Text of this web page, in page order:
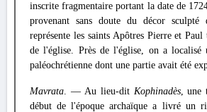
inscrite fragmentaire portant la date de
provenant sans doute du décor
représente les saints Apôtres Pierre et Paul
de l'église. Près de l'église, on a localisé
paléochrétienne dont une partie avait été
Mavrata. — Au lieu-dit Kophinadès, une
début de l'époque archaïque a livré un